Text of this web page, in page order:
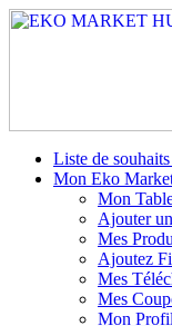
Liste de
Mon Eko
Mon
Ajouter
Mes
Ajoutez
Mes
Mes
Mon Profil